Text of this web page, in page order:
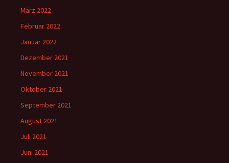
März 2022
Februar 2022
Januar 2022
Dezember 2021
November 2021
Oktober 2021
September 2021
August 2021
Juli 2021
Juni 2021